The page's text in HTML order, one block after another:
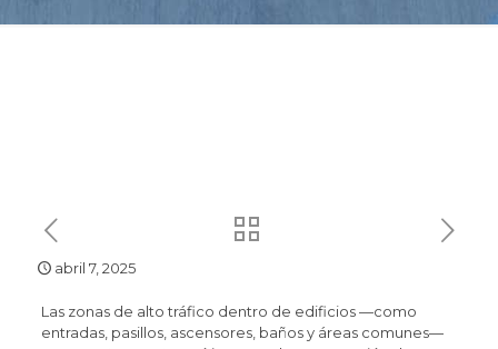
abril 7, 2025
Las zonas de alto tráfico dentro de edificios —como
entradas, pasillos, ascensores, baños y áreas comunes—